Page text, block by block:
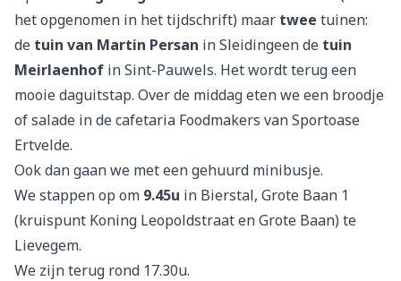
het opgenomen in het tijdschrift) maar twee tuinen:
de tuin van Martin Persan in Sleidingeen de tuin
Meirlaenhof in Sint-Pauwels. Het wordt terug een
mooie daguitstap. Over de middag eten we een broodje
of salade in de cafetaria Foodmakers van Sportoase
Ertvelde.
Ook dan gaan we met een gehuurd minibusje.
We stappen op om 9.45u in Bierstal, Grote Baan 1
(kruispunt Koning Leopoldstraat en Grote Baan) te
Lievegem.
We zijn terug rond 17.30u.